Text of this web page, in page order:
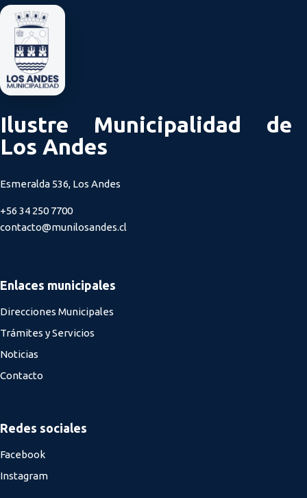
Ilustre Municipalidad de
Los Andes
Esmeralda 536, Los Andes
+56 34 250 7700
contacto@munilosandes.cl
Enlaces municipales
Direcciones Municipales
Trámites y Servicios
Noticias
Contacto
Redes sociales
Facebook
Instagram